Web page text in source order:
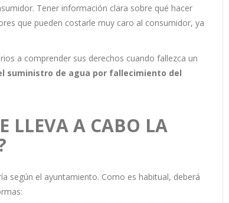
Tener información clara sobre qué hacer
que pueden costarle muy caro al consumidor, ya
a comprender sus derechos cuando fallezca un
suministro de agua por fallecimiento del
LLEVA A CABO LA
según el ayuntamiento. Como es habitual, deberá